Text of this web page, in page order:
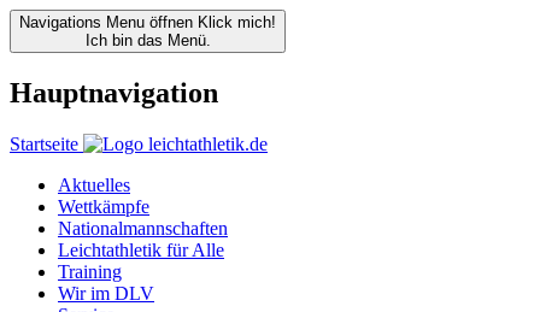
Navigations Menu öffnen Klick mich!
Ich bin das Menü.
Hauptnavigation
Startseite
Aktuelles
Wettkämpfe
Nationalmannschaften
Leichtathletik für Alle
Training
Wir im DLV